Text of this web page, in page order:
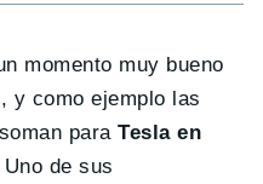
momento muy bueno
y como ejemplo las
paraTesla en
Uno de sus